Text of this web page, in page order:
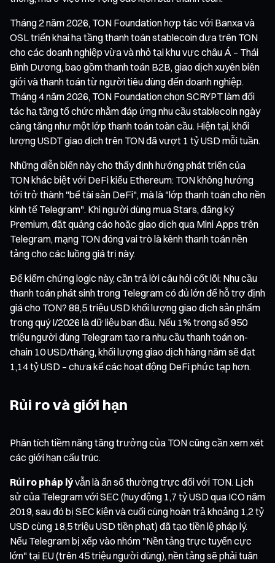
Tháng 2 năm 2026, TON Foundation hợp tác với Banxa và
OSL triển khai hạ tầng thanh toán stablecoin dựa trên TON
cho các doanh nghiệp vừa và nhỏ tại khu vực châu Á – Thái
Bình Dương, bao gồm thanh toán B2B, giao dịch xuyên biên
giới và thanh toán từ người tiêu dùng đến doanh nghiệp.
Tháng 4 năm 2026, TON Foundation chọn SCRYPT làm đối
tác hạ tầng tổ chức nhằm đáp ứng nhu cầu stablecoin ngày
càng tăng như một lớp thanh toán toàn cầu. Hiện tại, khối
lượng USDT giao dịch trên TON đã vượt 1 tỷ USD mỗi tuần.
Những diễn biến này cho thấy định hướng phát triển của
TON khác biệt với DeFi kiểu Ethereum: TON không hướng
tới trở thành "bể tài sản DeFi", mà là "lớp thanh toán cho nền
kinh tế Telegram". Khi người dùng mua Stars, đăng ký
Premium, đặt quảng cáo hoặc giao dịch qua Mini Apps trên
Telegram, mạng TON đóng vai trò là kênh thanh toán nền
tảng cho các luồng giá trị này.
Để kiểm chứng logic này, cần trả lời câu hỏi cốt lõi: Nhu cầu
thanh toán phát sinh trong Telegram có đủ lớn để hỗ trợ định
giá cho TON? 88,5 triệu USD khối lượng giao dịch sản phẩm
trong quý I/2026 là dữ liệu ban đầu. Nếu 1% trong số 950
triệu người dùng Telegram tạo ra nhu cầu thanh toán on-
chain 10 USD/tháng, khối lượng giao dịch hàng năm sẽ đạt
1,14 tỷ USD – chưa kể các hoạt động DeFi phức tạp hơn.
Rủi ro và giới hạn
Phân tích tiềm năng tăng trưởng của TON cũng cần xem xét
các giới hạn cấu trúc.
Rủi ro pháp lývẫn là ẩn số thường trực đối với TON. Lịch
sử của Telegram với SEC (huy động 1,7 tỷ USD qua ICO năm
2019, sau đó bị SEC kiện và cuối cùng hoàn trả khoảng 1,2 tỷ
USD cùng 18,5 triệu USD tiền phạt) đã tạo tiền lệ pháp lý.
Nếu Telegram bị xếp vào nhóm "Nền tảng trực tuyến cực
lớn" tại EU (trên 45 triệu người dùng), nền tảng sẽ phải tuân